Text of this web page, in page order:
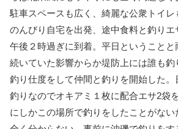
駐車スペースも広く、綺麗な公衆トイ
のんびり自宅を出発、途中食料と釣り
午後２時過ぎに到着。平日ということと
続いていた影響からか堤防上には誰も
釣り仕度をして仲間と釣りを開始した
釣りなのでオキアミ１枚に配合エサ2袋
にしかこの場所で釣りをしたことがない